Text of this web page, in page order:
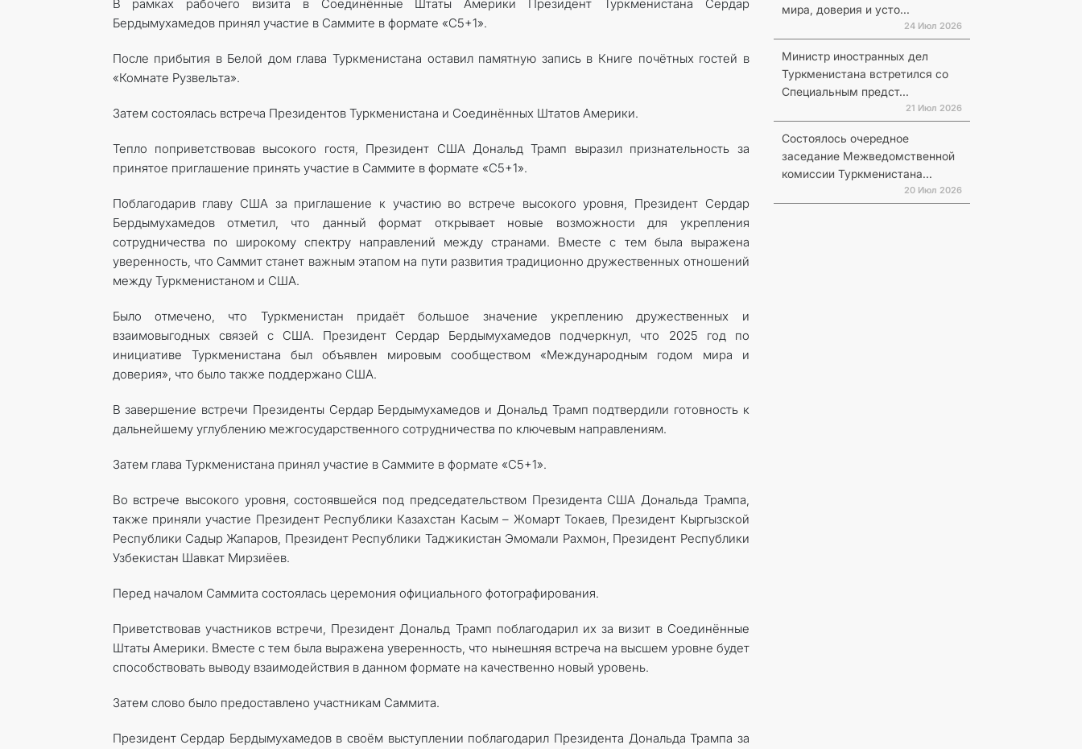
В рамках рабочего визита в Соединённые Штаты Америки Президент Туркменистана Сердар
Бердымухамедов принял участие в Саммите в формате «C5+1».
После прибытия в Белой дом глава Туркменистана оставил памятную запись в Книге почётных гостей в
«Комнате Рузвельта».
Затем состоялась встреча Президентов Туркменистана и Соединённых Штатов Америки.
Тепло поприветствовав высокого гостя, Президент США Дональд Трамп выразил признательность за
принятое приглашение принять участие в Саммите в формате «С5+1».
Поблагодарив главу США за приглашение к участию во встрече высокого уровня, Президент Сердар
Бердымухамедов отметил, что данный формат открывает новые возможности для укрепления
сотрудничества по широкому спектру направлений между странами. Вместе с тем была выражена
уверенность, что Саммит станет важным этапом на пути развития традиционно дружественных отношений
между Туркменистаном и США.
Было отмечено, что Туркменистан придаёт большое значение укреп­лению дружественных и
взаимовыгодных связей с США. Президент Сердар Бердымухамедов подчеркнул, что 2025 год по
инициативе Туркменистана был объявлен мировым сообществом «Международным годом мира и
доверия», что было также поддержано США.
В завершение встречи Президенты Сердар Бердымухамедов и Дональд Трамп подтвердили готовность к
дальнейшему углублению межгосударственного сотрудничества по ключевым направлениям.
Затем глава Туркменистана принял участие в Саммите в формате «C5+1».
Во встрече высокого уровня, состоявшейся под председательством Президента США Дональда Трампа,
также приняли участие Президент Республики Казахстан Касым – Жомарт Токаев, Президент Кыргызской
Республики Садыр Жапаров, Президент Республики Таджикистан Эмомали Рахмон, Президент Республики
Узбекистан Шавкат Мирзиёев.
Перед началом Саммита состоялась церемония официального фотографирования.
Приветствовав участников встречи, Президент Дональд Трамп поблагодарил их за визит в Соединённые
Штаты Америки. Вместе с тем была выражена уверенность, что нынешняя встреча на высшем уровне будет
способствовать выводу взаимодействия в данном формате на качественно новый уровень.
Затем слово было предоставлено участникам Саммита.
Президент Сердар Бердымухамедов в своём выступлении поблагодарил Президента Дональда Трампа за
мира, доверия и усто...
24 Июл 2026
Министр иностранных дел
Туркменистана встретился со
Специальным предст...
21 Июл 2026
Состоялось очередное
заседание Межведомственной
комиссии Туркменистана...
20 Июл 2026